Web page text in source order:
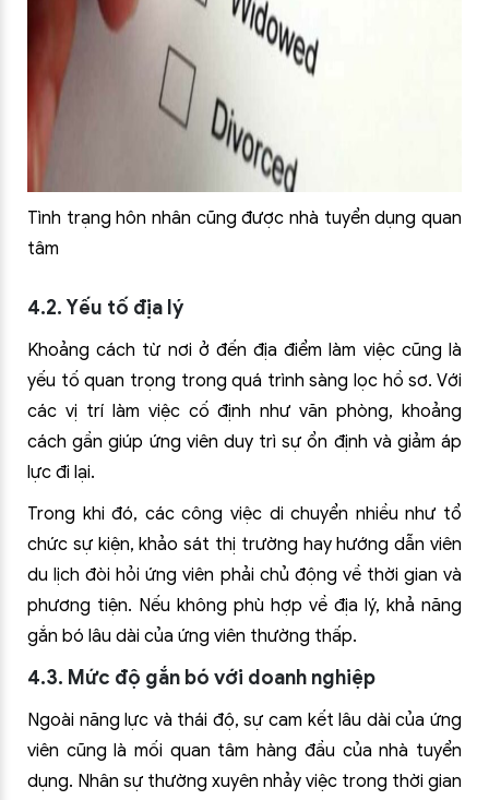
Tình trạng hôn nhân cũng được nhà tuyển dụng quan
tâm
4.2. Yếu tố địa lý
Khoảng cách từ nơi ở đến địa điểm làm việc cũng là
yếu tố quan trọng trong quá trình sàng lọc hồ sơ. Với
các vị trí làm việc cố định như văn phòng, khoảng
cách gần giúp ứng viên duy trì sự ổn định và giảm áp
lực đi lại.
Trong khi đó, các công việc di chuyển nhiều như tổ
chức sự kiện, khảo sát thị trường hay hướng dẫn viên
du lịch đòi hỏi ứng viên phải chủ động về thời gian và
phương tiện. Nếu không phù hợp về địa lý, khả năng
gắn bó lâu dài của ứng viên thường thấp.
4.3. Mức độ gắn bó với doanh nghiệp
Ngoài năng lực và thái độ, sự cam kết lâu dài của ứng
viên cũng là mối quan tâm hàng đầu của nhà tuyển
dụng. Nhân sự thường xuyên nhảy việc trong thời gian